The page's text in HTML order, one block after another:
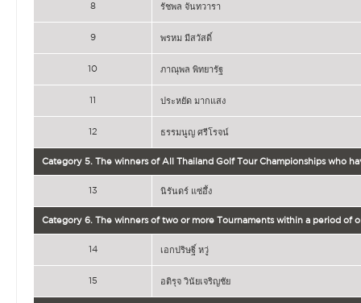
8 รัชพล จันทวารา
9 พรหม มีสวัสดิ์
10 ภาณุพล พิทยารัฐ
11 ประหยัด มากแสง
12 ธรรมนูญ ศรีโรจน์
Category 5. The winners of All Thailand Golf Tour Championships who
13 นิรันดร์ แซ่อึ้ง
Category 6. The winners of two or more Tournaments within a period of
14 เอกปริษฐิ์ หวู่
15 อติรุจ วินัยเจริญชัย